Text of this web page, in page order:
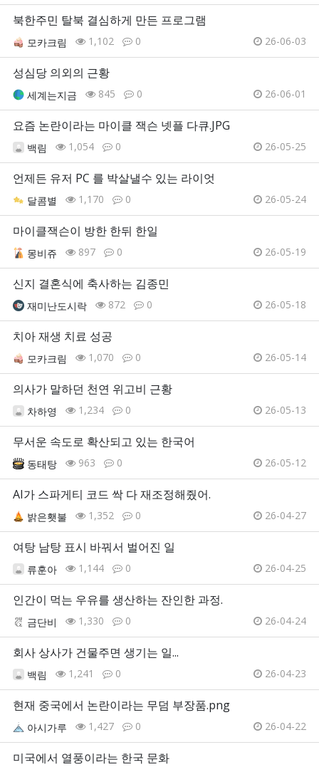
북한주민 탈북 결심하게 만든 프로그램
모카크림 1,102 0 26-06-03
성심당 의외의 근황
세계는지금 845 0 26-06-01
요즘 논란이라는 마이클 잭슨 넷플 다큐.JPG
백림 1,054 0 26-05-25
언제든 유저 PC 를 박살낼수 있는 라이엇
달콤별 1,170 0 26-05-24
마이클잭슨이 방한 한뒤 한일
몽비쥬 897 0 26-05-19
신지 결혼식에 축사하는 김종민
재미난도시락 872 0 26-05-18
치아 재생 치료 성공
모카크림 1,070 0 26-05-14
의사가 말하던 천연 위고비 근황
차하영 1,234 0 26-05-13
무서운 속도로 확산되고 있는 한국어
동태탕 963 0 26-05-12
AI가 스파게티 코드 싹 다 재조정해줬어.
밝은횃불 1,352 0 26-04-27
여탕 남탕 표시 바꿔서 벌어진 일
류훈아 1,144 0 26-04-25
인간이 먹는 우유를 생산하는 잔인한 과정.
금단비 1,330 0 26-04-24
회사 상사가 건물주면 생기는 일...
백림 1,241 0 26-04-23
현재 중국에서 논란이라는 무덤 부장품.png
아시가루 1,427 0 26-04-22
미국에서 열풍이라는 한국 문화